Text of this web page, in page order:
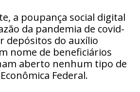
a poupança social digital
da pandemia de covid-
depósitos do auxílio
nome de beneficiários
aberto nenhum tipo de
Federal.